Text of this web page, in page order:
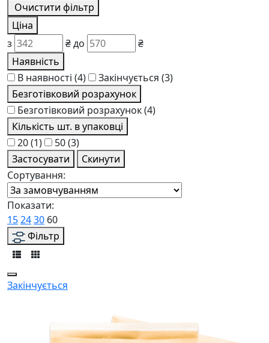
Очистити фільтр
Ціна
з
₴до
₴
Наявність
В наявності (4) Закінчується (3)
Безготівковий розрахунок
Безготівковий розрахунок(4)
Кількість шт. в упаковці
20(1) 50(3)
Застосувати
Скинути
Сортування:
Показати:
152430 60
Фільтр
Закінчується